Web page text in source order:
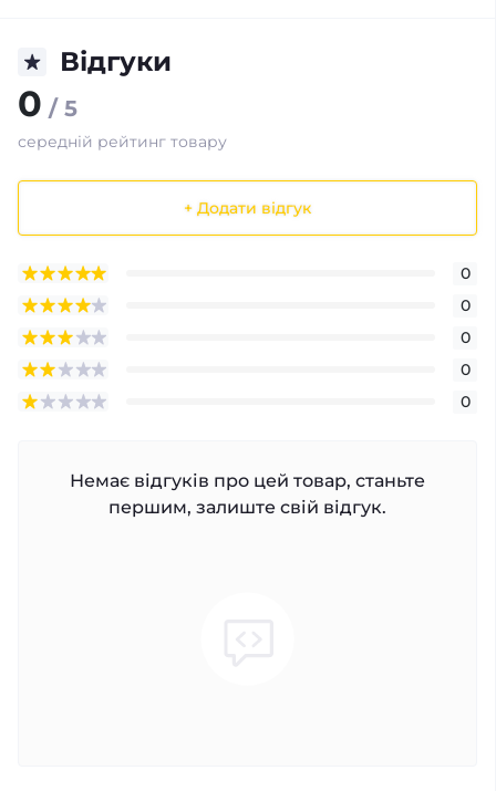
Відгуки
0 / 5
середній рейтинг товару
+ Додати відгук
0
0
0
0
0
Немає відгуків про цей товар, станьте
першим, залиште свій відгук.